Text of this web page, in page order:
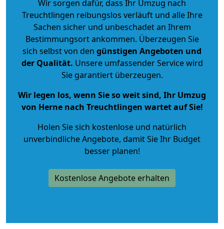
Wir sorgen dafür, dass Ihr Umzug nach
Treuchtlingen reibungslos verläuft und alle Ihre
Sachen sicher und unbeschadet an Ihrem
Bestimmungsort ankommen. Überzeugen Sie
sich selbst von den günstigen Angeboten und
der Qualität. Unsere umfassender Service wird
Sie garantiert überzeugen.
Wir legen los, wenn Sie so weit sind, Ihr Umzug
von Herne nach Treuchtlingen wartet auf Sie!
Holen Sie sich kostenlose und natürlich
unverbindliche Angebote, damit Sie Ihr Budget
besser planen!
Kostenlose Angebote erhalten